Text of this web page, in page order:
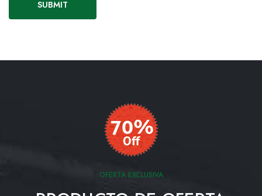
OFERTA EXCLUSIVA